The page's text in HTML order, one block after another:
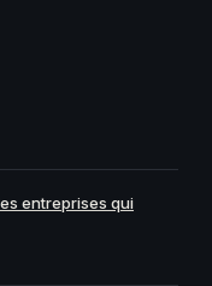
entreprises qui